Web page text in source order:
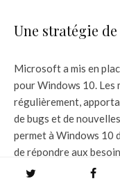
Une stratégie
Microsoft a mis en
pour Windows 10. Les
régulièrement,
de bugs et de
permet à Windows 10
de répondre aux
mises à jour sont